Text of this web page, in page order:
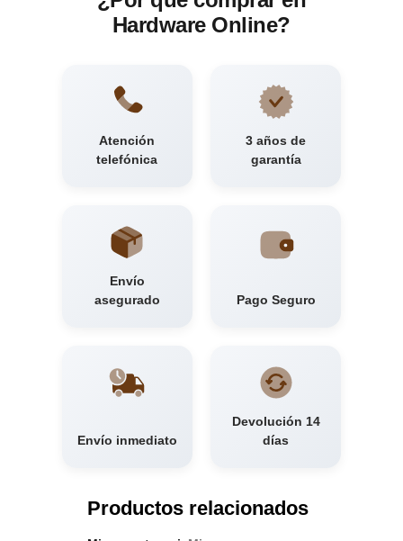
Hardware Online?
Atención
telefónica
3 años de
garantía
Envío
asegurado
Pago Seguro
Envío inmediato
Devolución 14
días
Productos relacionados